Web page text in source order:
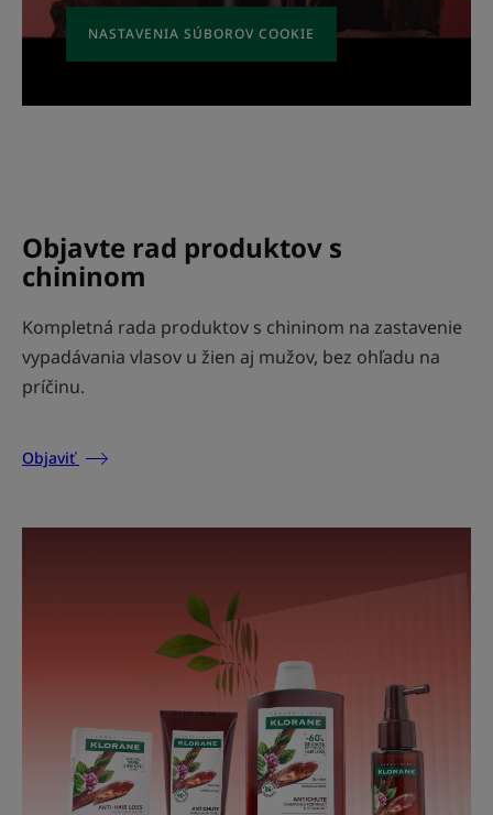
NASTAVENIA SÚBOROV COOKIE
Objavte rad produktov s
chininom
Kompletná rada produktov s chininom na zastavenie
vypadávania vlasov u žien aj mužov, bez ohľadu na
príčinu.
Objaviť